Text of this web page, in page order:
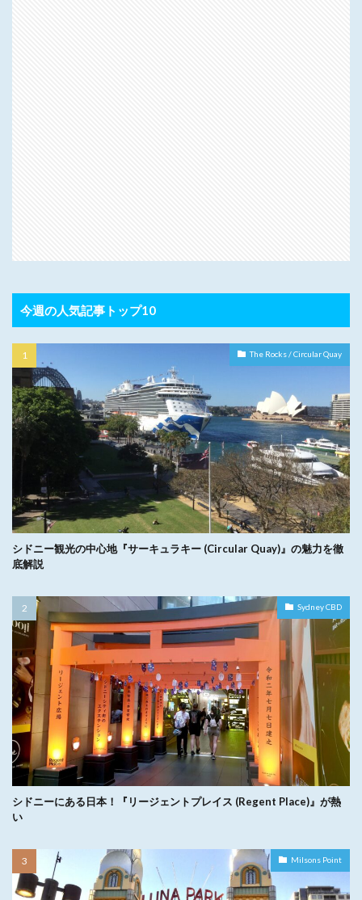
今週の人気記事トップ10
The Rocks / Circular Quay
シドニー観光の中心地『サーキュラキー (Circular Quay)』の魅力を徹
底解説
Sydney CBD
シドニーにある日本！『リージェントプレイス (Regent Place)』が熱
い
Milsons Point